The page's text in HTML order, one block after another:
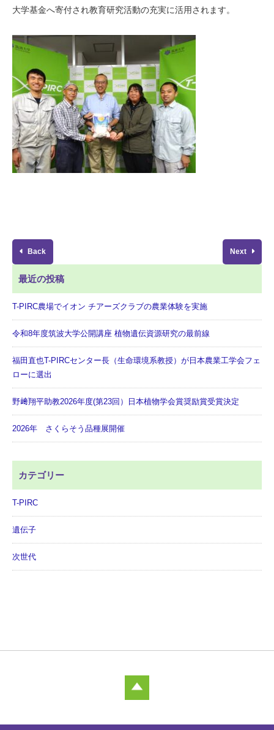
大学基金へ寄付され教育研究活動の充実に活用されます。
Back Next
最近の投稿
T-PIRC農場でイオン チアーズクラブの農業体験を実施
令和8年度筑波大学公開講座 植物遺伝資源研究の最前線
福田直也T-PIRCセンター長（生命環境系教授）が日本農業工学会フェ
ローに選出
野﨑翔平助教2026年度(第23回）日本植物学会賞奨励賞受賞決定
2026年 さくらそう品種展開催
カテゴリー
T-PIRC
遺伝子
次世代